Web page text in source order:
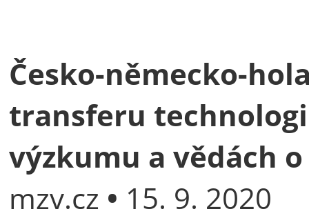
Česko-německo-
transferu
výzkumu a vědách
mzv.cz • 15. 9. 2020